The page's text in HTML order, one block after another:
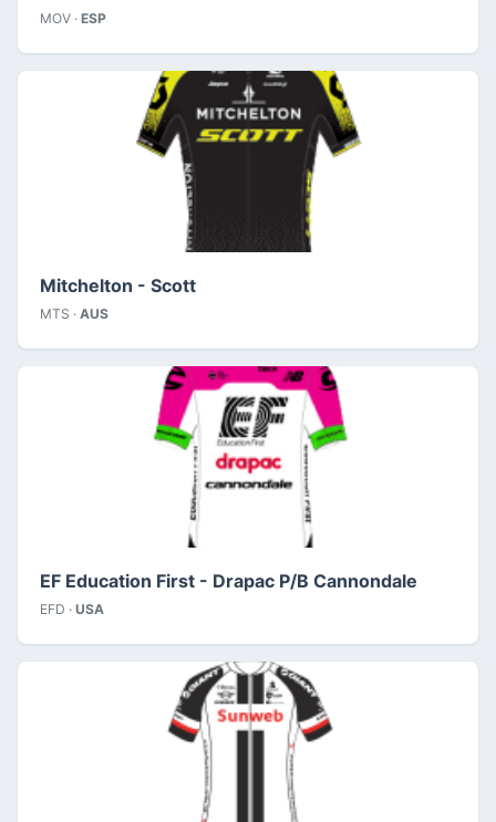
MOV · ESP
Mitchelton - Scott
MTS · AUS
EF Education First - Drapac P/B Cannondale
EFD · USA